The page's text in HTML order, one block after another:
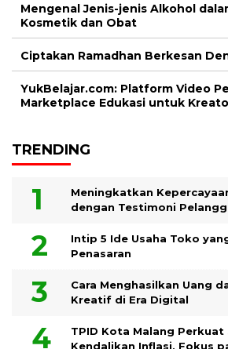
Mengenal Jenis-jenis Alkohol
Kosmetik dan Obat
Ciptakan Ramadhan Berkesan
YukBelajar.com: Platform Video
Marketplace Edukasi untuk
TRENDING
Meningkatkan
dengan Testimoni
Intip 5 Ide Usaha Toko
Penasaran
Cara Menghasilkan Uang
Kreatif di Era Digital
TPID Kota Malang Perkuat
Kendalikan Inflasi, Fokus